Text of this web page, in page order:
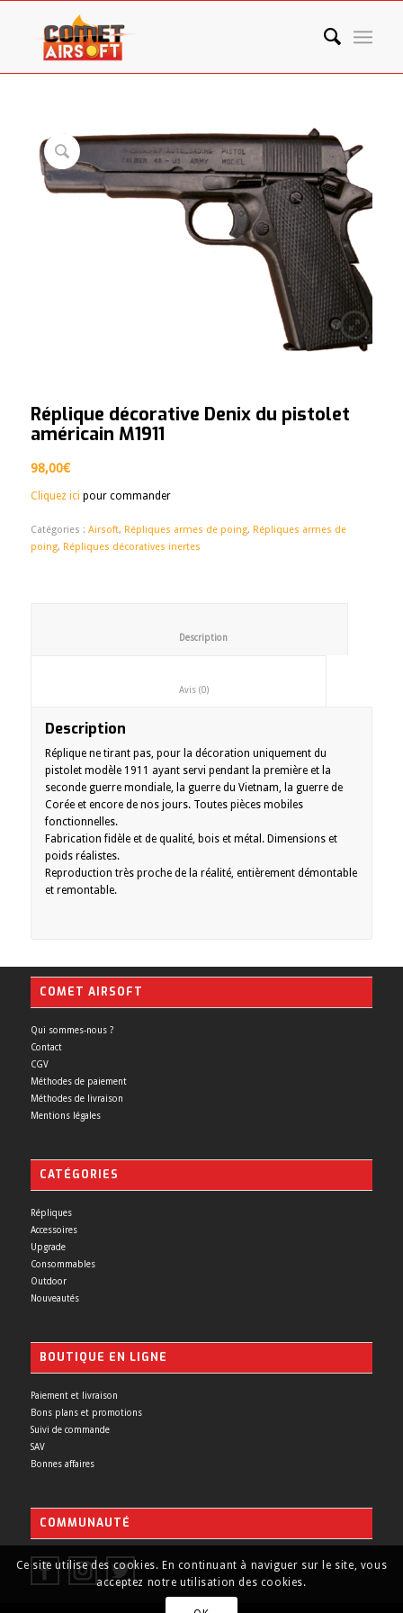
Réplique décorative Denix du pistolet
américain M1911
98,00€
Cliquez ici pour commander
Catégories : Airsoft, Répliques armes de poing, Répliques armes de
poing, Répliques décoratives inertes
						Description
						Avis (0)
Description
Réplique ne tirant pas, pour la décoration uniquement du
pistolet modèle 1911 ayant servi pendant la première et la
seconde guerre mondiale, la guerre du Vietnam, la guerre de
Corée et encore de nos jours. Toutes pièces mobiles
fonctionnelles.
Fabrication fidèle et de qualité, bois et métal. Dimensions et
poids réalistes.
Reproduction très proche de la réalité, entièrement démontable
et remontable.
COMET AIRSOFT
Qui sommes-nous ?
Contact
CGV
Méthodes de paiement
Méthodes de livraison
Mentions légales
CATÉGORIES
Répliques
Accessoires
Upgrade
Consommables
Outdoor
Nouveautés
BOUTIQUE EN LIGNE
Paiement et livraison
Bons plans et promotions
Suivi de commande
SAV
Bonnes affaires
COMMUNAUTÉ
Ce site utilise des cookies. En continuant à naviguer sur le site, vous
acceptez notre utilisation des cookies.